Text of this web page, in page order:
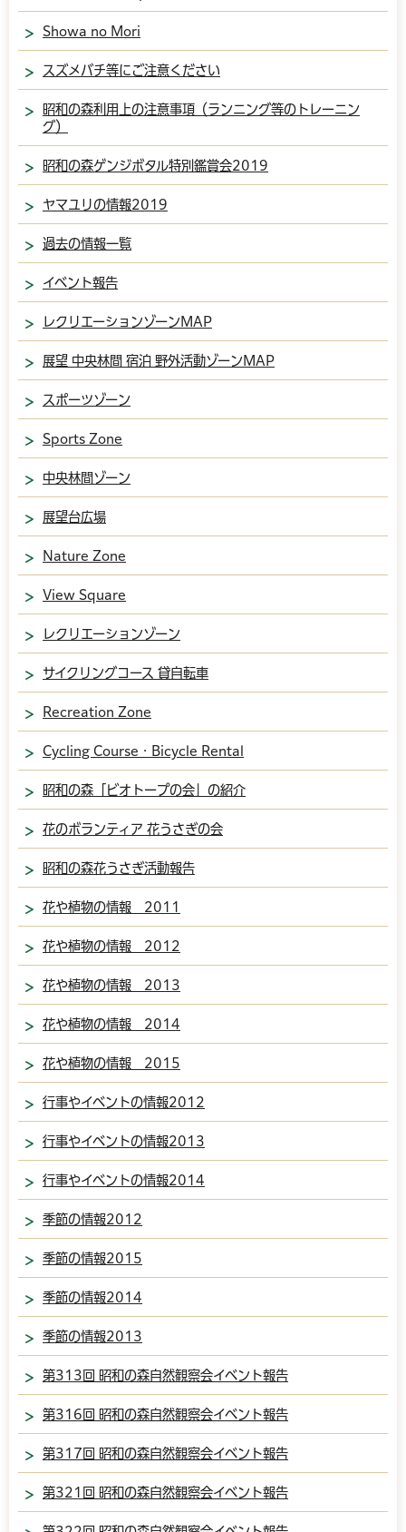
Showa no Mori
スズメバチ等にご注意ください
昭和の森利用上の注意事項（ランニング等のトレーニン
グ）
昭和の森ゲンジボタル特別鑑賞会2019
ヤマユリの情報2019
過去の情報一覧
イベント報告
レクリエーションゾーンMAP
展望 中央林間 宿泊 野外活動ゾーンMAP
スポーツゾーン
Sports Zone
中央林間ゾーン
展望台広場
Nature Zone
View Square
レクリエーションゾーン
サイクリングコース 貸自転車
Recreation Zone
Cycling Course・Bicycle Rental
昭和の森「ビオトープの会」の紹介
花のボランティア 花うさぎの会
昭和の森花うさぎ活動報告
花や植物の情報 2011
花や植物の情報 2012
花や植物の情報 2013
花や植物の情報 2014
花や植物の情報 2015
行事やイベントの情報2012
行事やイベントの情報2013
行事やイベントの情報2014
季節の情報2012
季節の情報2015
季節の情報2014
季節の情報2013
第313回 昭和の森自然観察会イベント報告
第316回 昭和の森自然観察会イベント報告
第317回 昭和の森自然観察会イベント報告
第321回 昭和の森自然観察会イベント報告